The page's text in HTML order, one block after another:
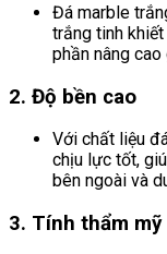
Đá marble
trắng tinh
phần nâng
2. Độ bền cao
Với chất liệu
chịu lực tốt,
bên ngoài và
3. Tính thẩm mỹ